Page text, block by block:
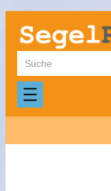
Zum
Inhalt
springen
Suchen